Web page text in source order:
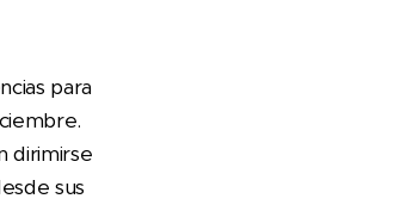
para
dirimirse
sus